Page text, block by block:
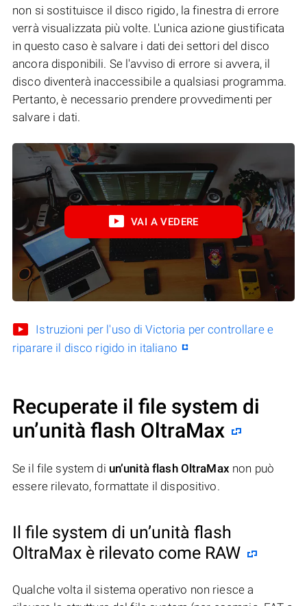
non si sostituisce il disco rigido, la finestra di errore
verrà visualizzata più volte. L'unica azione giustificata
in questo caso è salvare i dati dei settori del disco
ancora disponibili. Se l'avviso di errore si avvera, il
disco diventerà inaccessibile a qualsiasi programma.
Pertanto, è necessario prendere provvedimenti per
salvare i dati.
VAI A VEDERE
Istruzioni per l'uso di Victoria per controllare e
riparare il disco rigido in italiano
Recuperate il file system di
un’unità flash OltraMax
Se il file system di un’unità flash OltraMax non può
essere rilevato, formattate il dispositivo.
Il file system di un’unità flash
OltraMax è rilevato come RAW
Qualche volta il sistema operativo non riesce a